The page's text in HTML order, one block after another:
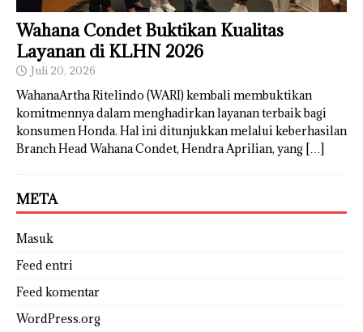
Wahana Condet Buktikan Kualitas
Layanan di KLHN 2026
Juli 20, 2026
WahanaArtha Ritelindo (WARI) kembali membuktikan
komitmennya dalam menghadirkan layanan terbaik bagi
konsumen Honda. Hal ini ditunjukkan melalui keberhasilan
Branch Head Wahana Condet, Hendra Aprilian, yang […]
META
Masuk
Feed entri
Feed komentar
WordPress.org